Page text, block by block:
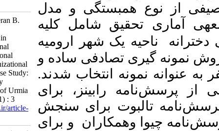
همبستگی و مدل
شامل کلیه
یک شهر ارومیه
تصادفی ساده و
به عنوانه نمونه انتخاب شدند.
رابینز، برای
برای سنجش
وهمکاران و برای
bagherzadeh S, Mohajeran B.
The Mediating Role of
Organizational Identity in
Relation to Organizational
Structure on Organizational
Performance and Organizational
Learning Capacity ( Case Study:
Girls' Public Elementary
Theachers of District 1 of Urmia
City). MEO 2024; 13 (1) : 3
URL:http://journalieaa.ir/article-
1-658-fa.html